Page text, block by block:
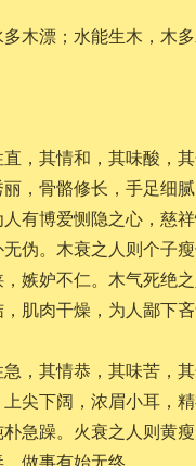
木漂；水能生木，木多
，其情和，其味酸，
，骨骼修长，手足细
有博爱恻隐之心，慈
伪。木衰之人则个子
嫉妒不仁。木气死绝
肌肉干燥，为人鄙下吝
，其情恭，其味苦，
上尖下阔，浓眉小耳，
急躁。火衰之人则黄
做事有始无终。